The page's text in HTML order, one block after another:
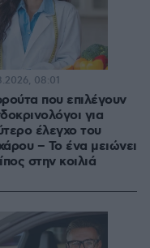
που επιλέγουν
για
έλεγχο του
– Το ένα μειώνει
στην κοιλιά
08:01